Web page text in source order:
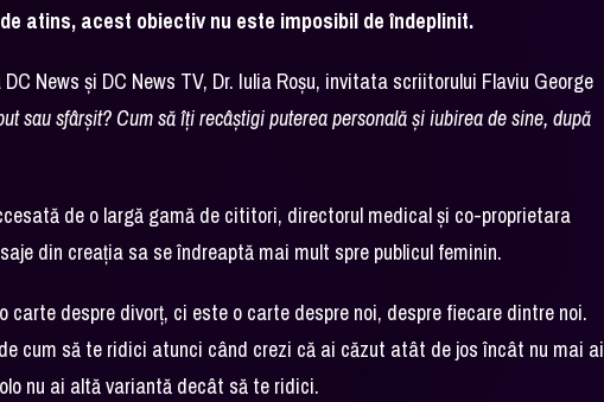
atins, acest obiectiv nu este imposibil de îndeplinit.
News și DC News TV, Dr. Iulia Roșu, invitata scriitorului Flaviu George
sau sfârșit? Cum să îți recâștigi puterea personală și iubirea de sine, după
de o largă gamă de cititori, directorul medical și co-proprietara
din creația sa se îndreaptă mai mult spre publicul feminin.
despre divorț, ci este o carte despre noi, despre fiecare dintre noi.
cum să te ridici atunci când crezi că ai căzut atât de jos încât nu mai ai
nu ai altă variantă decât să te ridici.